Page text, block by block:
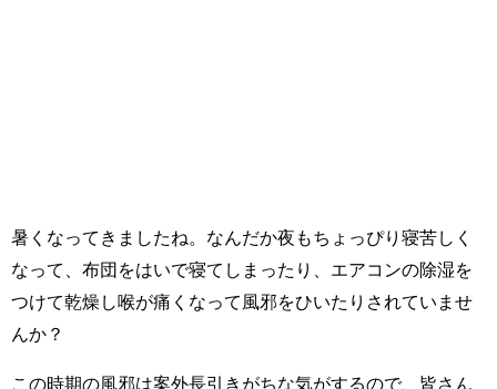
暑くなってきましたね。 なんだか夜もちょっぴり寝苦しく
なって、布団をはいで寝てしまったり、エアコンの除湿を
つけて乾燥し喉が痛くなって風邪をひいたりされていませ
んか？
この時期の風邪は案外長引きがちな気がするので、皆さん